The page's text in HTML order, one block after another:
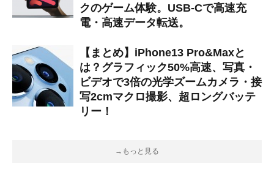
クのゲーム体験。USB-Cで高速充
電・高速データ転送。
【まとめ】iPhone13 Pro&Maxと
は？グラフィック50%高速、写真・
ビデオで3倍の光学ズームカメラ・接
写2cmマクロ撮影、超ロングバッテ
リー！
→もっと見る